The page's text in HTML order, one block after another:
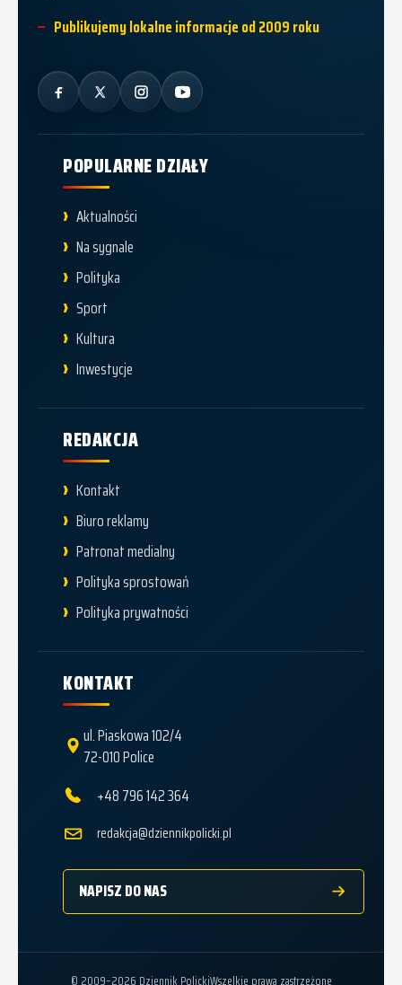
Publikujemy lokalne informacje od 2009 roku
POPULARNE DZIAŁY
Aktualności
Na sygnale
Polityka
Sport
Kultura
Inwestycje
REDAKCJA
Kontakt
Biuro reklamy
Patronat medialny
Polityka sprostowań
Polityka prywatności
KONTAKT
ul. Piaskowa 102/4
72-010 Police
+48 796 142 364
redakcja@dziennikpolicki.pl
NAPISZ DO NAS
© 2009–2026 Dziennik PolickiWszelkie prawa zastrzeżone